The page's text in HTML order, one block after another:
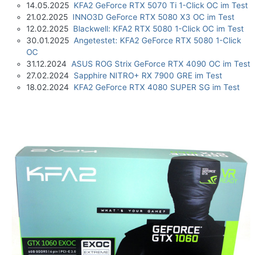
14.05.2025 KFA2 GeForce RTX 5070 Ti 1-Click OC im Test
21.02.2025 INNO3D GeForce RTX 5080 X3 OC im Test
12.02.2025 Blackwell: KFA2 RTX 5080 1-Click OC im Test
30.01.2025 Angetestet: KFA2 GeForce RTX 5080 1-Click
OC
31.12.2024 ASUS ROG Strix GeForce RTX 4090 OC im Test
27.02.2024 Sapphire NITRO+ RX 7900 GRE im Test
18.02.2024 KFA2 GeForce RTX 4080 SUPER SG im Test